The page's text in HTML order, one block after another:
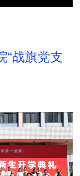
“战旗党支